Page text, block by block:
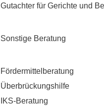
Gutachter für Gerichte und
Sonstige Beratung
Fördermittelberatung
Überbrückungshilfe
IKS-Beratung